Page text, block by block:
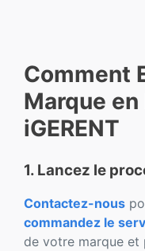
Comment
Marque
iGERENT
1. Lancez le
Contactez-nous
commandez le
de votre marque